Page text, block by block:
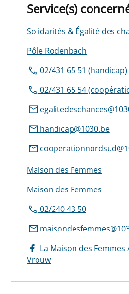
Service(s)
Solidarités & Égalité des
Pôle Rodenbach
02/431 65 51 (handicap)
02/431 65 54
handicap@1030.be
Maison des Femmes
Maison des Femmes
02/240 43 50
La Maison des
Vrouw